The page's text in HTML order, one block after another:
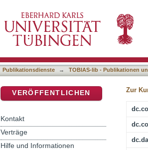
960 Fällen
Publikationsdienste → TOBIAS-lib - Publikationen
Zur
VERÖFFENTLICHEN
Kontakt
Verträge
Hilfe und Informationen